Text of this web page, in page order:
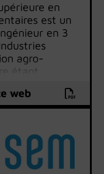
en
est un
en 3
agro-
étant
triple
–
de gestion,
web